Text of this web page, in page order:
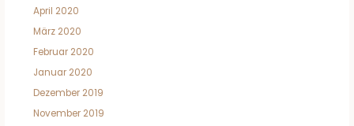
April 2020
März 2020
Februar 2020
Januar 2020
Dezember 2019
November 2019